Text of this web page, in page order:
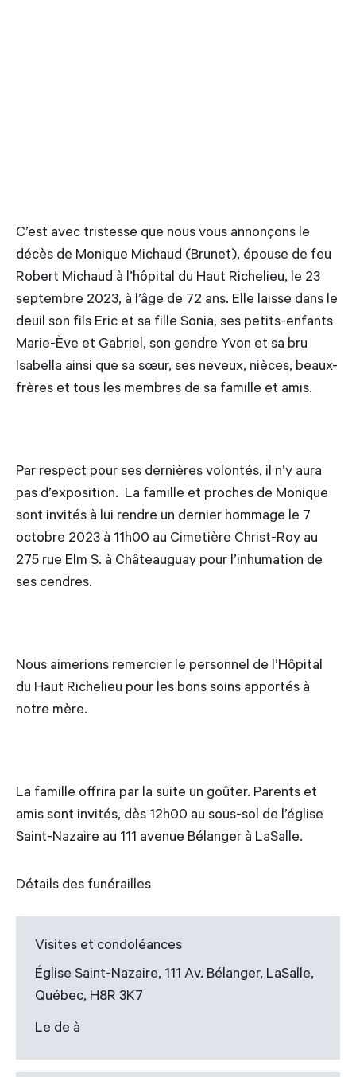
C’est avec tristesse que nous vous annonçons le
décès de Monique Michaud (Brunet), épouse de feu
Robert Michaud à l’hôpital du Haut Richelieu, le 23
septembre 2023, à l’âge de 72 ans. Elle laisse dans le
deuil son fils Eric et sa fille Sonia, ses petits-enfants
Marie-Ève et Gabriel, son gendre Yvon et sa bru
Isabella ainsi que sa sœur, ses neveux, nièces, beaux-
frères et tous les membres de sa famille et amis.
Par respect pour ses dernières volontés, il n’y aura
pas d’exposition. La famille et proches de Monique
sont invités à lui rendre un dernier hommage le 7
octobre 2023 à 11h00 au Cimetière Christ-Roy au
275 rue Elm S. à Châteauguay pour l’inhumation de
ses cendres.
Nous aimerions remercier le personnel de l’Hôpital
du Haut Richelieu pour les bons soins apportés à
notre mère.
La famille offrira par la suite un goûter. Parents et
amis sont invités, dès 12h00 au sous-sol de l’église
Saint-Nazaire au 111 avenue Bélanger à LaSalle.
Détails des funérailles
Visites et condoléances
Église Saint-Nazaire, 111 Av. Bélanger, LaSalle,
Québec, H8R 3K7
Le de à